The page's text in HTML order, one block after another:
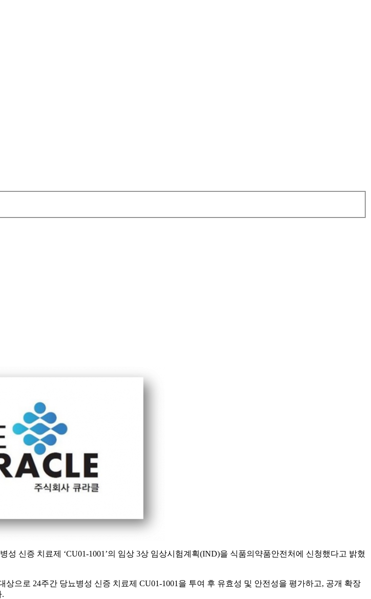
신증 치료제 ‘CU01-1001’의 임상 3상 임상시험계획(IND)을 식품의약품안전처에 신청했다고 밝혔
으로 24주간 당뇨병성 신증 치료제 CU01-1001을 투여 후 유효성 및 안전성을 평가하고, 공개 확장
.